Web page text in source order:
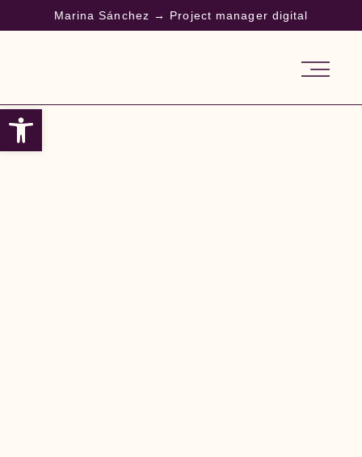
Marina Sánchez → Project manager digital
Abrir barra de herramientas